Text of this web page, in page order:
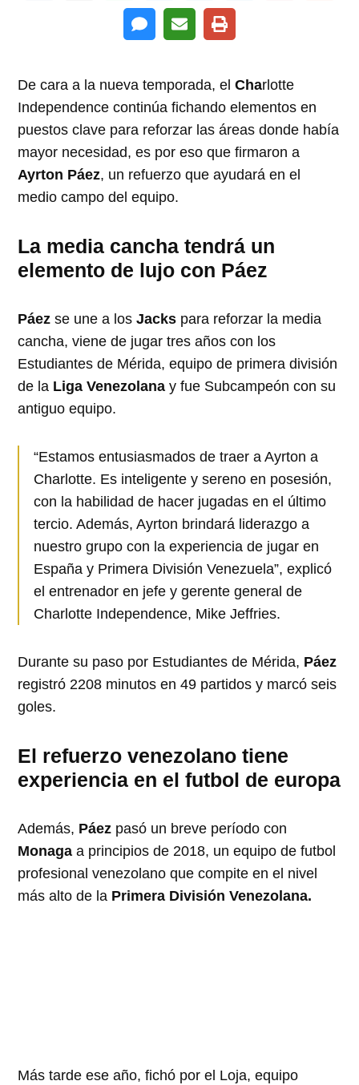
De cara a la nueva temporada, el Charlotte
Independence continúa fichando elementos en
puestos clave para reforzar las áreas donde había
mayor necesidad, es por eso que firmaron a
Ayrton Páez, un refuerzo que ayudará en el
medio campo del equipo.
La media cancha tendrá un
elemento de lujo con Páez
Páez se une a losJacks para reforzar la media
cancha, viene de jugar tres años con los
Estudiantes de Mérida, equipo de primera división
de la Liga Venezolana y fue Subcampeón con su
antiguo equipo.
“Estamos entusiasmados de traer a Ayrton a
Charlotte. Es inteligente y sereno en posesión,
con la habilidad de hacer jugadas en el último
tercio. Además, Ayrton brindará liderazgo a
nuestro grupo con la experiencia de jugar en
España y Primera División Venezuela”, explicó
el entrenador en jefe y gerente general de
Charlotte Independence, Mike Jeffries.
Durante su paso por Estudiantes de Mérida, Páez
registró 2208 minutos en 49 partidos y marcó seis
goles.
El refuerzo venezolano tiene
experiencia en el futbol de europa
Además, Páez pasó un breve período con
Monaga a principios de 2018, un equipo de futbol
profesional venezolano que compite en el nivel
más alto de la Primera División Venezolana.
Más tarde ese año, fichó por el Loja, equipo